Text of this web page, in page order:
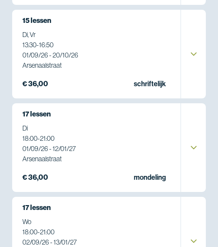
15 lessen
Di, Vr
13:30-16:50
01/09/26 - 20/10/26
Arsenaalstraat
€ 36,00 schriftelijk
17 lessen
Di
18:00-21:00
01/09/26 - 12/01/27
Arsenaalstraat
€ 36,00 mondeling
17 lessen
Wo
18:00-21:00
02/09/26 - 13/01/27